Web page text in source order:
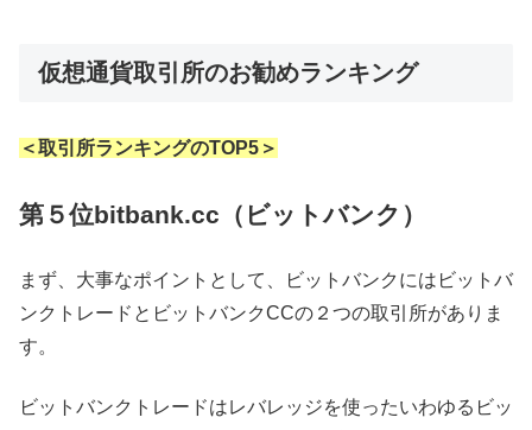
仮想通貨取引所のお勧めランキング
＜取引所ランキングのTOP5＞
第５位bitbank.cc（ビットバンク）
まず、大事なポイントとして、ビットバンクにはビットバ
ンクトレードとビットバンクCCの２つの取引所がありま
す。
ビットバンクトレードはレバレッジを使ったいわゆるビッ